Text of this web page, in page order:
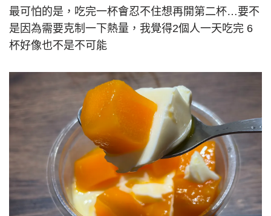
最可怕的是，吃完一杯會忍不住想再開第二杯…要不
是因為需要克制一下熱量，我覺得2個人一天吃完 6
杯好像也不是不可能